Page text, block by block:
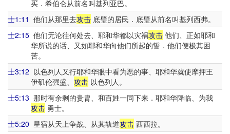
买．希伯仑从前名叫基列亚巴。
士1:11 他们从那里去攻击 底璧的居民．底璧从前名叫基列西弗。
士2:15 他们无论往何处去、耶和华都以灾祸攻击 他们、正如耶和
华所说的话、又如耶和华向他们所起的誓．他们便极其困
苦。
士3:12 以色列人又行耶和华眼中看为恶的事、耶和华就使摩押王
伊矶伦强盛、 攻击以色列人。
士5:13 那时有余剩的贵胄、和百姓一同下来．耶和华降临、为我
攻击勇士。
士5:20 星宿从天上争战、从其轨道攻击 西西拉。